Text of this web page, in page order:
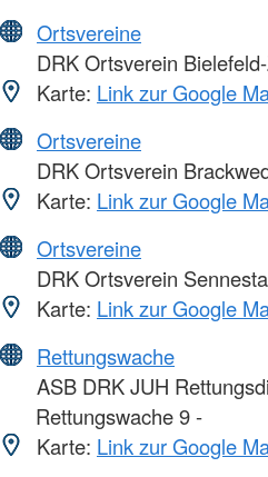
Ortsvereine
DRK Ortsverein
Karte: Link zur Google
Ortsvereine
DRK Ortsverein
Karte: Link zur Google
Ortsvereine
DRK Ortsverein
Karte: Link zur Google
Rettungswache
ASB DRK JUH
Rettungswache 9 -
Karte: Link zur Google